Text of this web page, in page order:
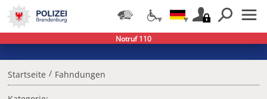
Startseite / Fahndungen
Notruf 110